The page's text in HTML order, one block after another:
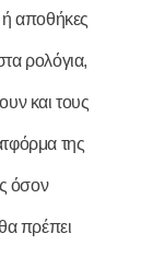
ή αποθήκες
ρολόγια,
και τους
της
όσον
πρέπει